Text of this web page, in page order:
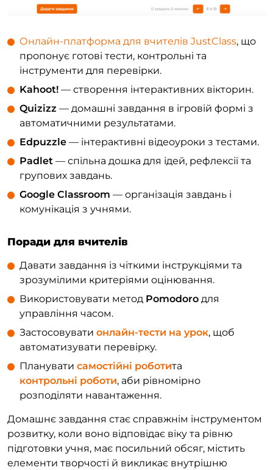
Онлайн-платформа для вчителів JustClass, що
пропонує готові тести, контрольні та
інструменти для перевірки.
Kahoot! — створення інтерактивних вікторин.
Quizizz — домашні завдання в ігровій формі з
автоматичними результатами.
Edpuzzle — інтерактивні відеоуроки з тестами.
Padlet — спільна дошка для ідей, рефлексії та
групових завдань.
Google Classroom — організація завдань і
комунікація з учнями.
Поради для вчителів
Давати завдання із чіткими інструкціями та
зрозумілими критеріями оцінювання.
Використовувати метод Pomodoro для
управління часом.
Застосовувати онлайн-тести на урок, щоб
автоматизувати перевірку.
Планувати самостійні роботита
контрольні роботи, аби рівномірно
розподіляти навантаження.
Домашнє завдання стає справжнім інструментом
розвитку, коли воно відповідає віку та рівню
підготовки учня, має посильний обсяг, містить
елементи творчості й викликає внутрішню